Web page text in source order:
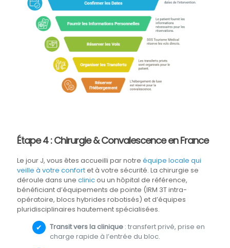
Étape 4 : Chirurgie & Convalescence en France
Le jour J, vous êtes accueilli par notre équipe locale qui
veille à votre confortet à votre sécurité. La chirurgie se
déroule dans une clinicou un hôpital de référence,
bénéficiant d’équipements de pointe (IRM 3T intra-
opératoire, blocs hybrides robotisés) et d’équipes
pluridisciplinaires hautement spécialisées.
Transit vers la clinique: transfert privé, prise en
charge rapide à l’entrée du bloc.